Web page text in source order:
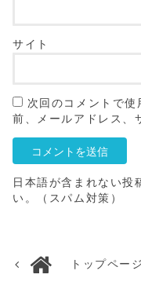
サイト
次回のコメントで使
前、メールアドレス、
日本語が含まれない投
い。（スパム対策）
トップペー